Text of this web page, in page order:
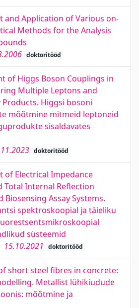
and Application of Various on-
Methods for the Analysis
doktoritööd
of Higgs Boson Couplings in
Multiple Leptons and
Products. Higgsi bosoni
mõõtmine mitmeid leptoneid
sisaldavates
doktoritööd
of Electrical Impedance
Total Internal Reflection
Biosensing Assay Systems.
spektroskoopial ja täieliku
süsteemid
15.10.2021 doktoritööd
short steel fibres in concrete:
Metallist lühikiudude
mõõtmine ja